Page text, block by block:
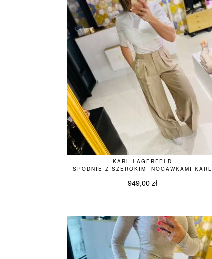
KARL LAGERFELD
SPODNIE Z SZEROKIMI NOGAWKAMI KARL
949,00 zł